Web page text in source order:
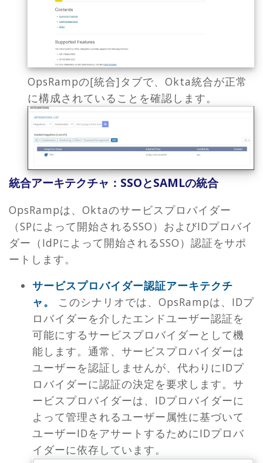
OpsRampの[統合]タブで、Okta統合が正常
に構成されていることを確認します。
統合アーキテクチャ：SSOとSAMLの統合
OpsRampは、Oktaのサービスプロバイダー
（SPによって開始されるSSO）およびIDプロバイ
ダー（IdPによって開始されるSSO）認証をサポ
ートします。
サービスプロバイダー認証アーキテクチ
ャ。
このシナリオでは、OpsRampは、IDプ
ロバイダーを介したエンドユーザー認証を
可能にするサービスプロバイダーとして機
能します。通常、サービスプロバイダーは
ユーザーを認証しませんが、代わりにIDプ
ロバイダーに認証の決定を要求します。サ
ービスプロバイダーは、IDプロバイダーに
よって管理されるユーザー属性に基づいて
ユーザーIDをアサートするためにIDプロバ
イダーに依存しています。